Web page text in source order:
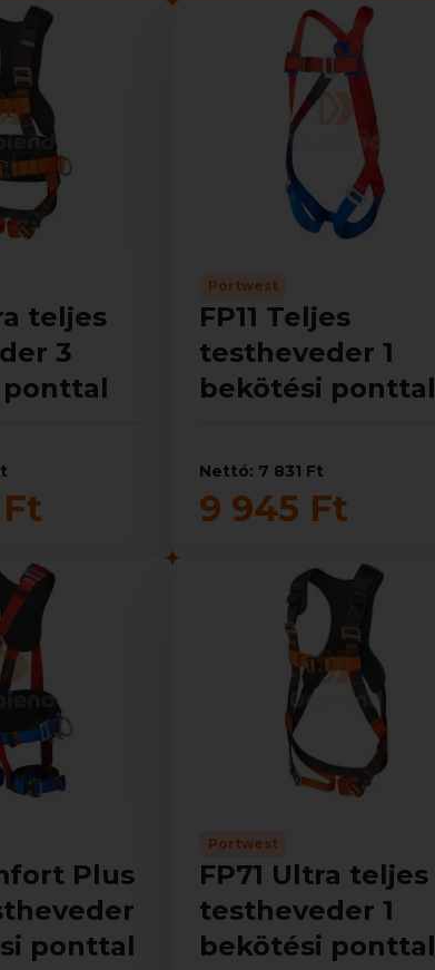
teljes
3
Portwest
FP11 Teljes
testheveder 1
bekötési ponttal
Nettó: 7 831 Ft
9 945 Ft
Plus
ponttal
Portwest
FP71 Ultra teljes
testheveder 1
bekötési ponttal